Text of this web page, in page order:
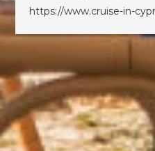
https://www.cruise-in-